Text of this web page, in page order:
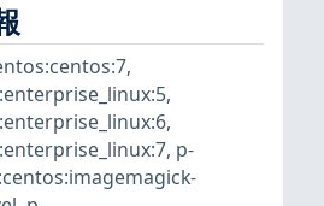
,
,
,
, p-